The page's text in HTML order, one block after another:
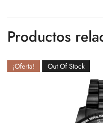
Productos
¡Oferta! Out Of Stock